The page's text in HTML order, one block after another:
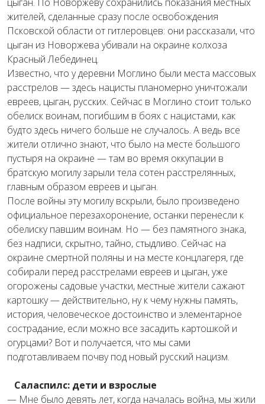
жителей, сделанные сразу после освобождения
Псковской области от гитлеровцев: они рассказали, что
цыган из Новоржева убивали на окраине колхоза
Красный Лебединец.
Известно, что у деревни Моглино были места массовых
расстрелов — здесь нацисты планомерно уничтожали
евреев, цыган, русских. Сейчас в Моглино стоит только
обелиск воинам, погибшим в боях с нацистами, как
будто здесь ничего больше не случалось. А ведь все
жители отлично знают, что было на месте большого
пустыря на окраине — там во время оккупации в
братскую могилу зарыли тела сотен расстрелянных,
главным образом евреев и цыган.
После войны эту могилу вскрыли, было произведено
официальное перезахоронение, останки перенесли к
обелиску павшим воинам. Но — без памятного знака,
без надписи, скрытно, тайно, стыдливо. Сейчас на
окраине смертной поляны и на месте концлагеря, где
собирали перед расстрелами евреев и цыган, уже
огорожены садовые участки, местные жители сажают
картошку — действительно, ну к чему нужны память,
история, человеческое достоинство и элементарное
сострадание, если можно все засадить картошкой и
огурцами? Вот и получается, что мы сами
подготавливаем почву под новый русский нацизм.
Саласпилс: дети и взрослые
— Мне было девять лет, когда началась война, мы жили